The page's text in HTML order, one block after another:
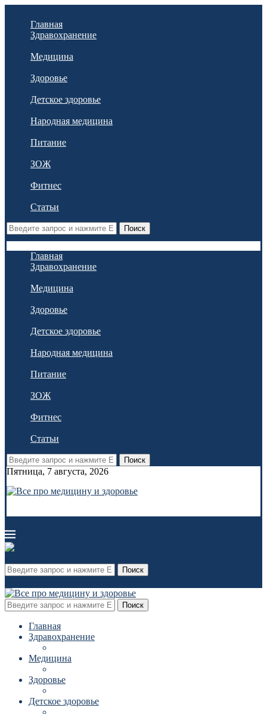
Главная
Здравохранение
Медицина
Здоровье
Детское здоровье
Народная медицина
Питание
ЗОЖ
Фитнес
Статьи
Поиск
Главная
Здравохранение
Медицина
Здоровье
Детское здоровье
Народная медицина
Питание
ЗОЖ
Фитнес
Статьи
Поиск
Пятница, 7 августа, 2026
Поиск
Поиск
Главная
Здравохранение
Медицина
Здоровье
Детское здоровье